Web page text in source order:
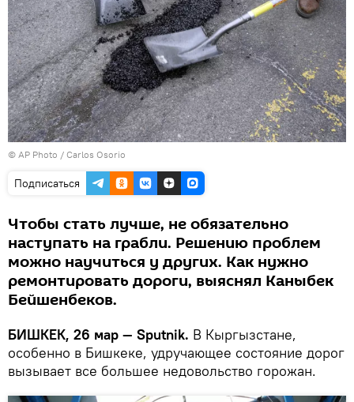
© AP Photo / Carlos Osorio
Подписаться
Чтобы стать лучше, не обязательно
наступать на грабли. Решению проблем
можно научиться у других. Как нужно
ремонтировать дороги, выяснял Каныбек
Бейшенбеков.
БИШКЕК, 26 мар — Sputnik. В Кыргызстане,
особенно в Бишкеке, удручающее состояние дорог
вызывает все большее недовольство горожан.